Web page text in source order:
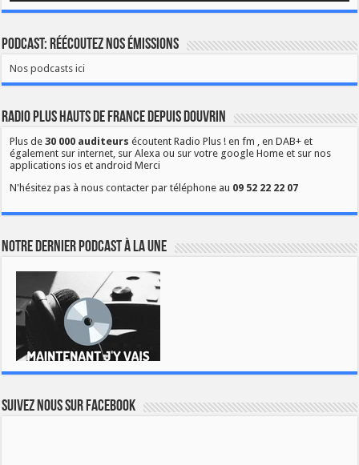
Podcast: Réécoutez nos émissions
Nos podcasts ici
Radio Plus Hauts de France depuis Douvrin
Plus de30 000 auditeurs écoutent Radio Plus ! en fm , en DAB+ et
également sur internet, sur Alexa ou sur votre google Home et sur nos
applications ios et android Merci
N'hésitez pas à nous contacter par téléphone au 09 52 22 22 07
Notre dernier podcast à la une
Suivez nous sur Facebook